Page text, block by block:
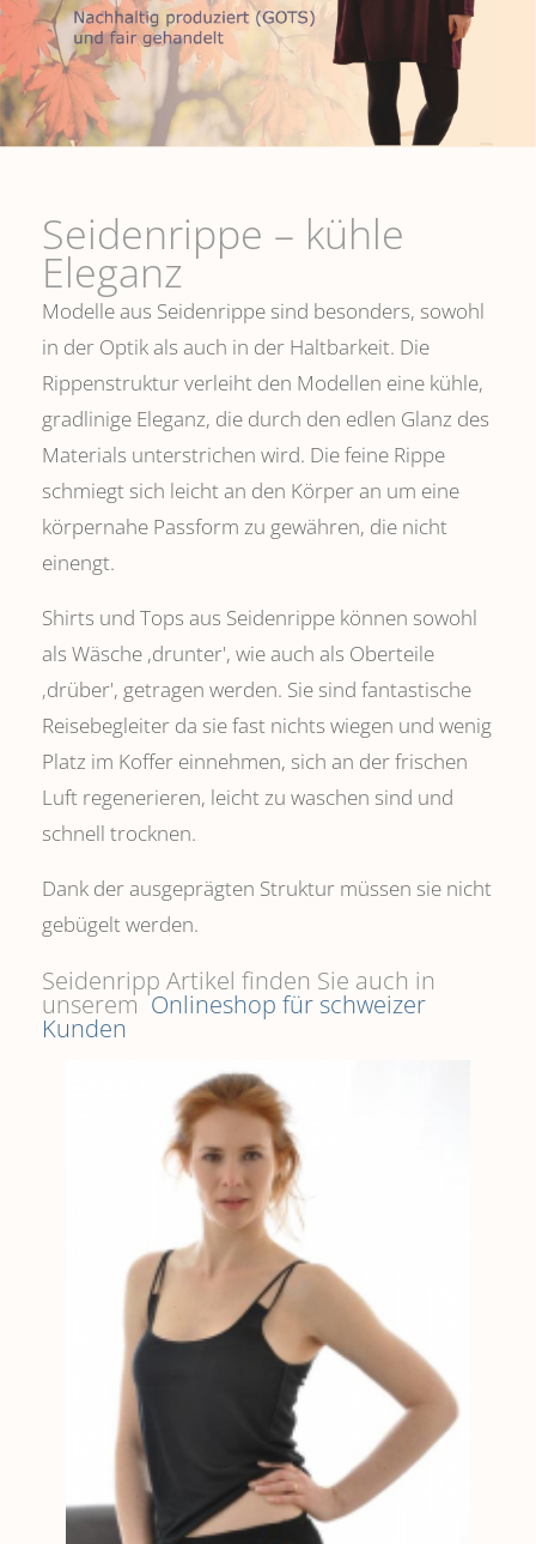
Seidenrippe­ – kühle
Eleganz
Modelle aus Seidenrippe sind besonders, sowohl
in der Optik als auch in der Haltbarkeit. Die
Rippenstruktur verleiht den Modellen eine kühle,
gradlinige Eleganz, die durch den edlen Glanz des
Materials unterstrichen wird. Die feine Rippe
schmiegt sich leicht an den Körper an um eine
körpernahe Passform zu gewähren, die nicht
einengt.
Shirts und Tops aus Seidenrippe können sowohl
als Wäsche ,drunter', wie auch als Oberteile
‚drüber', getragen werden. Sie sind fantastische
Reisebegleiter da sie fast nichts wiegen und wenig
Platz im Koffer einnehmen, sich an der frischen
Luft regenerieren, leicht zu waschen sind und
schnell trocknen.
Dank der ausgeprägten Struktur müssen sie nicht
gebügelt werden.
Seidenripp Artikel finden Sie auch in
unserem Onlineshop für schweizer
Kunden